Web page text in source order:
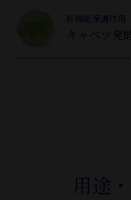
肝機能保護作用
キャベツ発
用途